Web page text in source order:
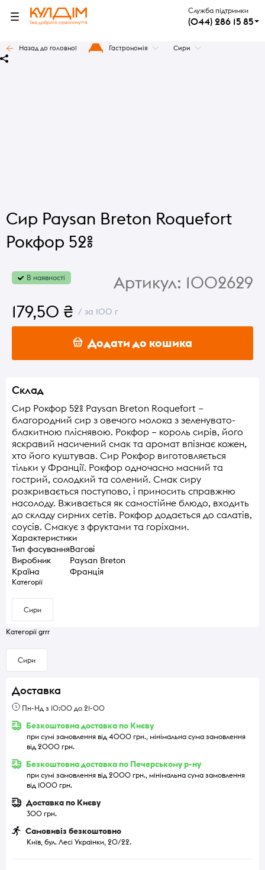
Служба підтримки
(044) 286 15 85
Назад до головної Гастрономія Сири
Сир Paysan Breton Roquefort
Рокфор 52%
В наявності Артикул: 1002629
179,50 ₴ / за 100 г
Додати до кошика
Склад
Сир Рокфор 52% Paysan Breton Roquefort –
благородний сир з овечого молока з зеленувато-
блакитною пліснявою. Рокфор – король сирів, його
яскравий насичений смак та аромат впізнає кожен,
хто його куштував. Сир Рокфор виготовляється
тільки у Франції. Рокфор одночасно масний та
гострий, солодкий та солений. Смак сиру
розкривається поступово, і приносить справжню
насолоду. Вживається як самостійне блюдо, входить
до складу сирних сетів. Рокфор додається до салатів,
соусів. Смакує з фруктами та горіхами.
Характеристики
Тип фасуванняВагові
Виробник
Paysan Breton
Країна
Франція
Категорії
Сири
Категорії grrr
Сири
Доставка
Пн-Нд з 10:00 до 21-00
Безкоштовна доставка по Києву
при сумі замовлення від 4000 грн., мінімальна сума замовлення
від 2000 грн.
Безкоштовна доставка по Печерському р-ну
при сумі замовлення від 2000 грн., мінімальна сума замовлення
від 1000 грн.
Доставка по Києву
300 грн.
Самовивіз безкоштовно
Київ, бул. Лесі Українки, 20/22.